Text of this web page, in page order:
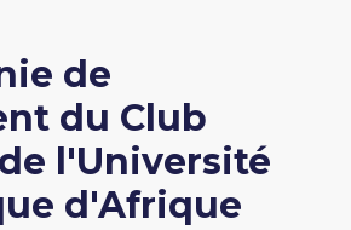
de
du Club
l'Université
d'Afrique